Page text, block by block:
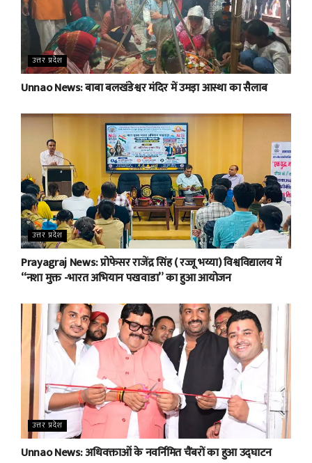
उत्तर प्रदेश
Unnao News: बाबा बलखंडेश्वर मंदिर में उमड़ा आस्था का सैलाब
उत्तर प्रदेश
Prayagraj News: प्रोफेसर राजेंद्र सिंह ( रज्जू भय्या) विश्वविद्यालय में
“नशा मुक्त -भारत अभियान पखवाडा” का हुआ आयोजन
उत्तर प्रदेश
Unnao News: अधिवक्ताओं के नवर्निमित चैंबरों का हुआ उद्घाटन